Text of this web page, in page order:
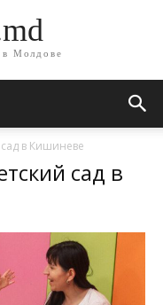
в Молдове
в Кишиневе
сад в